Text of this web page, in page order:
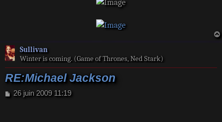
Sullivan
Winter is coming. (Game of Thrones, Ned Stark)
RE:Michael Jackson
M
26 juin 2009 11:19